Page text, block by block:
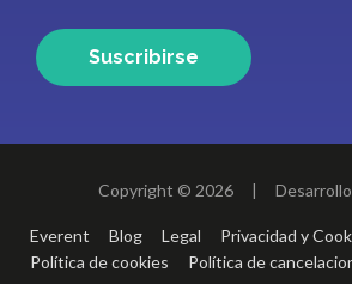
Suscribirse
Copyright © 2026 |
Everent Blog Legal
Privacidad y
Política de cookies
Política de